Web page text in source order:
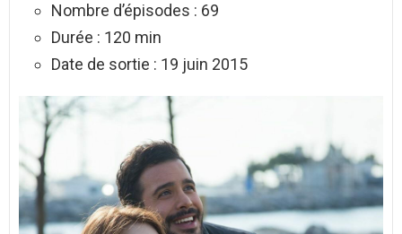
Nombre d’épisodes : 69
Durée : 120 min
Date de sortie : 19 juin 2015